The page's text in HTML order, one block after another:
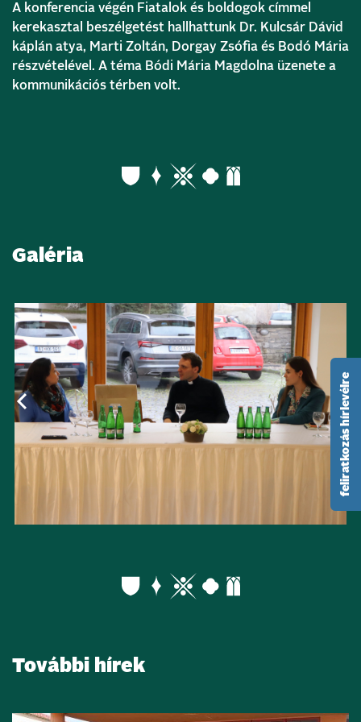
A konferencia végén Fiatalok és boldogok címmel
kerekasztal beszélgetést hallhattunk Dr. Kulcsár Dávid
káplán atya, Marti Zoltán, Dorgay Zsófia és Bodó Mária
részvételével. A téma Bódi Mária Magdolna üzenete a
kommunikációs térben volt.
Galéria
További hírek
feliratkozás hírlevélre